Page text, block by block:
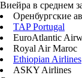
Виейра в среднем
Оренбургские
TAP Portugal
EuroAtlantic
Royal Air Maroc
Ethiopian Airlines
ASKY Airlines